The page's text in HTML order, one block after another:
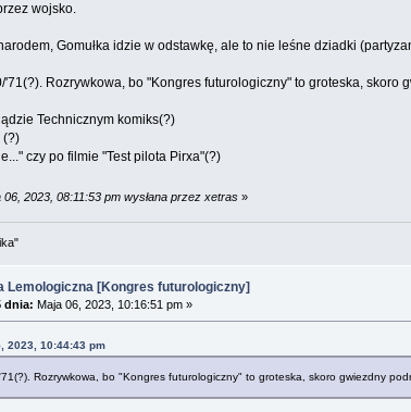
wojsko.
Gomułka idzie w odstawkę, ale to nie leśne dziadki
'71(?). Rozrywkowa, bo "Kongres futurologiczny" to groteska, skoro
Technicznym komiks(?)
(?)
czy po filmie "Test pilota Pirxa"(?)
2023, 08:11:53 pm wysłana przez xetras»
Lemologiczna [Kongres futurologiczny]
dnia: Maja 06, 2023, 10:16:51 pm »
2023, 10:44:43 pm
Rozrywkowa, bo "Kongres futurologiczny" to groteska, skoro gwiezdny